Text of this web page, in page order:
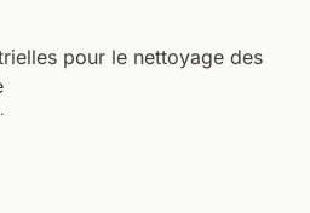
pour le nettoyage des